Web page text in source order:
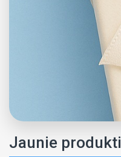
Jaunie produkti